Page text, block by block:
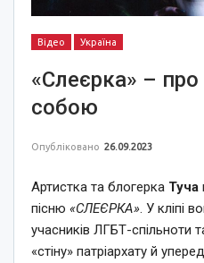
Відео Україна
«Слеєрка» –
собою
Опубліковано 26.09.2023
Артистка та блогерка Туча
пісню «СЛЕЄРКА». У кліпі
учасників ЛГБТ-спільноти
«стіну» патріархату й